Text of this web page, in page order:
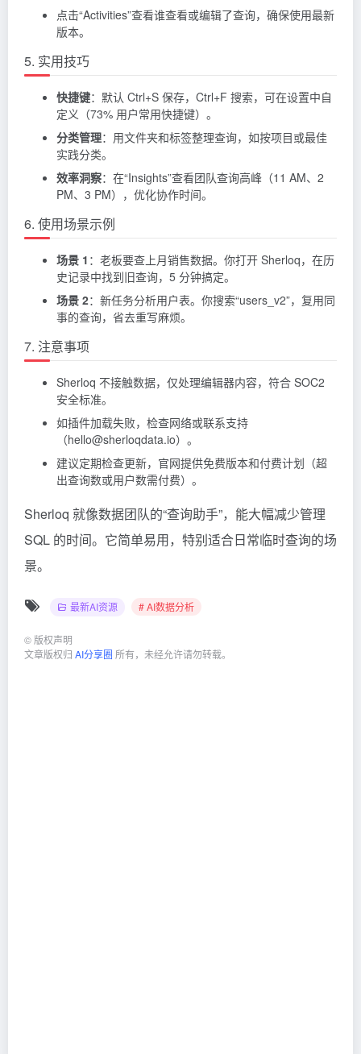
点击“Activities”查看谁查看或编辑了查询，确保使用最新
版本。
5. 实用技巧
快捷键：默认 Ctrl+S 保存，Ctrl+F 搜索，可在设置中自
定义（73% 用户常用快捷键）。
分类管理：用文件夹和标签整理查询，如按项目或最佳
实践分类。
效率洞察：在“Insights”查看团队查询高峰（11 AM、2
PM、3 PM），优化协作时间。
6. 使用场景示例
场景 1 ：老板要查上月销售数据。你打开 Sherloq，在历
史记录中找到旧查询，5 分钟搞定。
场景 2：新任务分析用户表。你搜索“users_v2”，复用同
事的查询，省去重写麻烦。
7. 注意事项
Sherloq 不接触数据，仅处理编辑器内容，符合 SOC2
安全标准。
如插件加载失败，检查网络或联系支持
（hello@sherloqdata.io）。
建议定期检查更新，官网提供免费版本和付费计划（超
出查询数或用户数需付费）。
Sherloq 就像数据团队的“查询助手”，能大幅减少管理
SQL 的时间。它简单易用，特别适合日常临时查询的场
景。
最新AI资源 # AI数据分析
© 版权声明
文章版权归 AI分享圈 所有，未经允许请勿转载。